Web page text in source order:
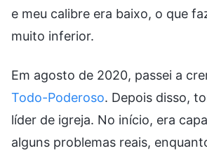
e meu calibre era baixo, o que
muito inferior.
Em agosto de 2020, passei a
Todo-Poderoso. Depois disso,
líder de igreja. No início, era
alguns problemas reais,